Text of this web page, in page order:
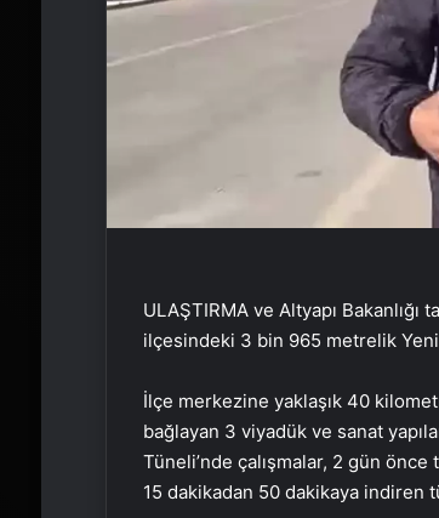
ULAŞTIRMA ve Altyapı Bakanlığı
ilçesindeki 3 bin 965 metrelik
İlçe merkezine yaklaşık 40
bağlayan 3 viyadük ve sanat
Tüneli’nde çalışmalar, 2 gün
15 dakikadan 50 dakikaya indiren